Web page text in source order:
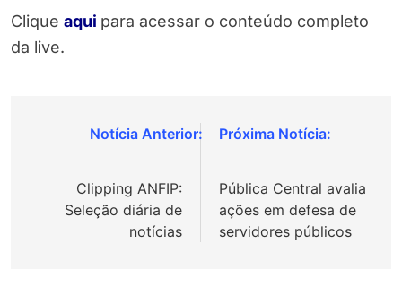
Clique aqui para acessar o conteúdo completo
da live.
Navegação
Post
Clipping ANFIP:
Seleção diária de
notícias
Pública Central avalia
ações em defesa de
servidores públicos